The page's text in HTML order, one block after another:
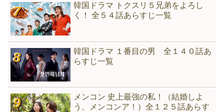
韓国ドラマ トクスリ５兄弟をよろし
く！ 全５４話あらすじ一覧
韓国ドラマ １番目の男 全１４０話あ
らすじ一覧
メンコン 史上最強の私！（結婚しよ
う、メンコンア！）全１２５話あらす